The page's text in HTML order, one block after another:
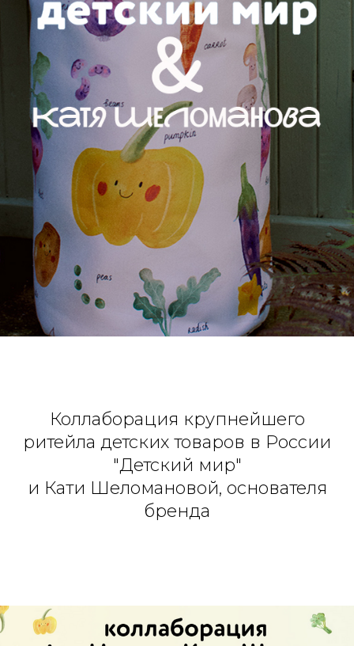
Коллаборация крупнейшего
ритейла детских товаров в России
"Детский мир"
и Кати Шеломановой, основателя
бренда